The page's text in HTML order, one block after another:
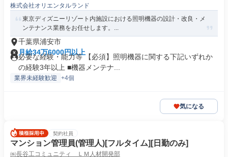
株式会社オリエンタルランド
東京ディズニーリゾート内施設における照明機器の設計・改良・メ
ンテナンス業務をお任せします。...
千葉県浦安市
月給34万6000円以上
必要な経験・能力等 【必須】照明機器に関する下記いずれか
の経験3年以上 ■機器メンテナ...
業界未経験歓迎 +4個
気になる
契約社員
マンション管理員(管理人)[フルタイム][日勤のみ]
㈱長谷工コミュニティ ＬＭ人材開発部